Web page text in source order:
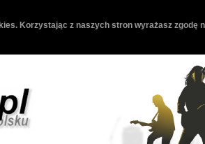
Korzystając z naszych stron wyrażasz zgodę